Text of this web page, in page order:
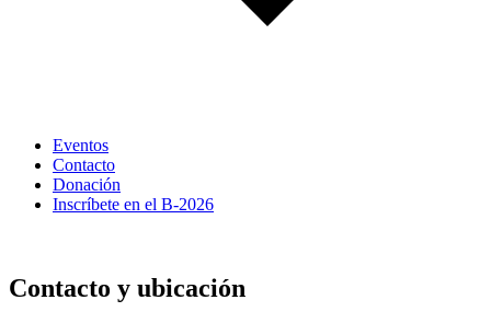
Eventos
Contacto
Donación
Inscríbete en el B-2026
Contacto y ubicación